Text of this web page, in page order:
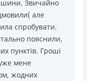
Звичайно
але
спробувати.
пояснили,
пунктів. Гроші
мене
жодних